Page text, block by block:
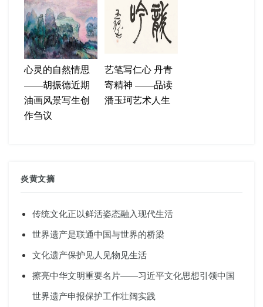
心灵的自然情思
——胡振德近期
油画风景写生创
作刍议
艺笔写仁心 丹青
寄精神 ——品读
潘玉珂艺术人生
炎黄文摘
传统文化正以鲜活姿态融入现代生活
世界遗产是联通中国与世界的桥梁
文化遗产保护见人见物见生活
擦亮中华文明重要名片——习近平文化思想引领中国
世界遗产申报保护工作壮阔实践